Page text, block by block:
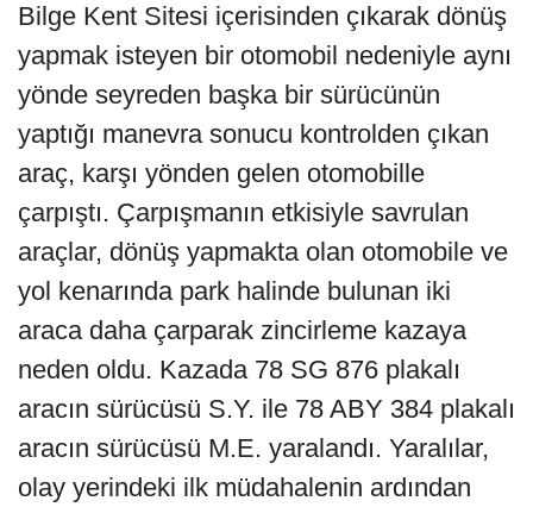
Bilge Kent Sitesi içerisinden çıkarak dönüş
yapmak isteyen bir otomobil nedeniyle aynı
yönde seyreden başka bir sürücünün
yaptığı manevra sonucu kontrolden çıkan
araç, karşı yönden gelen otomobille
çarpıştı. Çarpışmanın etkisiyle savrulan
araçlar, dönüş yapmakta olan otomobile ve
yol kenarında park halinde bulunan iki
araca daha çarparak zincirleme kazaya
neden oldu. Kazada 78 SG 876 plakalı
aracın sürücüsü S.Y. ile 78 ABY 384 plakalı
aracın sürücüsü M.E. yaralandı. Yaralılar,
olay yerindeki ilk müdahalenin ardından